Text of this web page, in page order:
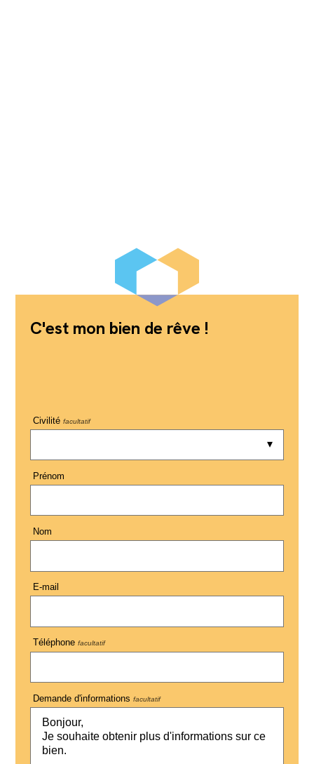
C'est mon bien de rêve !
Civilité facultatif
Prénom
Nom
E-mail
Téléphone facultatif
Demande d'informations facultatif